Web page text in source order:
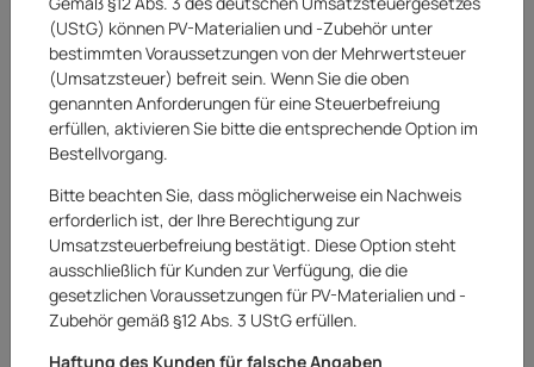
Sungrow
Sungrow Hybrid Wechselrichter 10 kW
Notstrom SH10.0RT
Art.Nr.: 20252287AR
(UStG) können PV-Materialien und -Zubehör unter
bestimmten Voraussetzungen von der Mehrwertsteuer
(Umsatzsteuer) befreit sein. Wenn Sie die oben
genannten Anforderungen für eine Steuerbefreiung
erfüllen, aktivieren Sie bitte die entsprechende Option im
Bestellvorgang.
Bitte beachten Sie, dass möglicherweise ein Nachweis
erforderlich ist, der Ihre Berechtigung zur
Umsatzsteuerbefreiung bestätigt. Diese Option steht
ausschließlich für Kunden zur Verfügung, die die
gesetzlichen Voraussetzungen für PV-Materialien und -
Zubehör gemäß §12 Abs. 3 UStG erfüllen.
Haftung des Kunden für falsche Angaben